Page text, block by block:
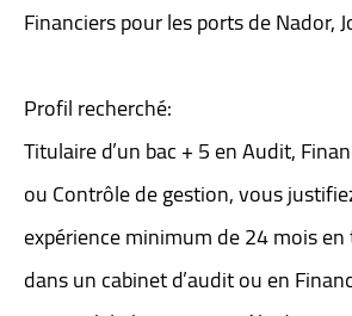
Financiers pour les ports de Nador,
Profil recherché:
Titulaire d’un bac + 5 en Audit,
ou Contrôle de gestion, vous
expérience minimum de 24 mois
dans un cabinet d’audit ou en